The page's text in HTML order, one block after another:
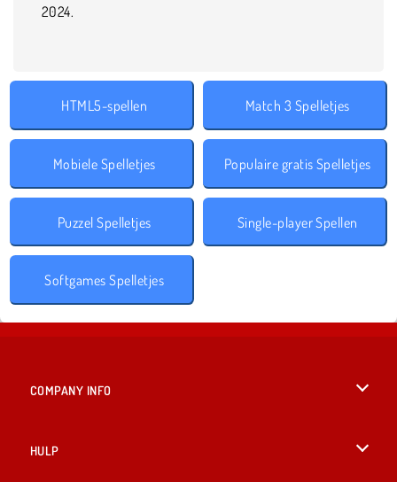
2024.
HTML5-spellen Match 3 Spelletjes
Mobiele Spelletjes Populaire gratis Spelletjes
Puzzel Spelletjes Single-player Spellen
Softgames Spelletjes
COMPANY INFO
HULP